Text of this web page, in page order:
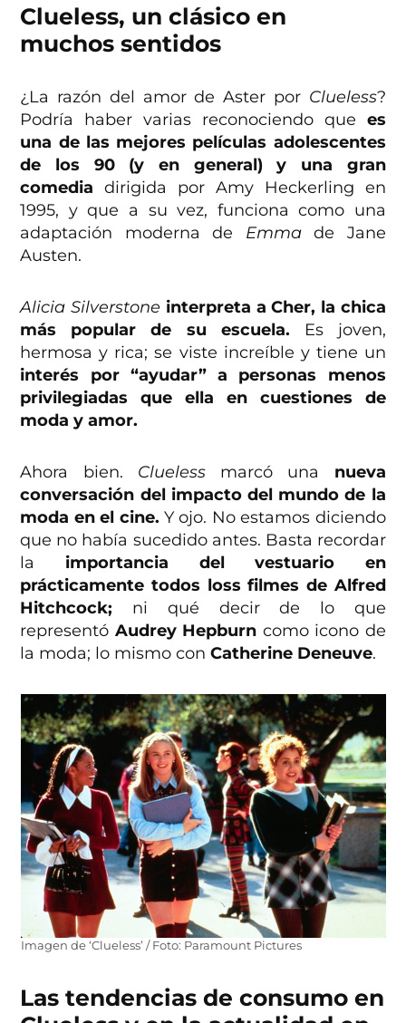
Clueless, un clásico en
muchos sentidos
¿La razón del amor de Aster por Clueless?
Podría haber varias reconociendo que es
una de las mejores películas adolescentes
de los 90 (y en general) y una gran
comedia dirigida por Amy Heckerling en
1995, y que a su vez, funciona como una
adaptación moderna de Emmade Jane
Austen.
Alicia Silverstone interpreta a Cher, la chica
más popular de su escuela. Es joven,
hermosa y rica; se viste increíble y tiene un
interés por “ayudar” a personas menos
privilegiadas que ella en cuestiones de
moda y amor.
Ahora bien. Cluelessmarcó una nueva
conversación del impacto del mundo de la
moda en el cine. Y ojo. No estamos diciendo
que no había sucedido antes. Basta recordar
la importancia del vestuario en
prácticamente todos loss filmes de Alfred
Hitchcock; ni qué decir de lo que
representó Audrey Hepburn como icono de
la moda; lo mismo conCatherine Deneuve.
Imagen de ‘Clueless’ / Foto: Paramount Pictures
Las tendencias de consumo en